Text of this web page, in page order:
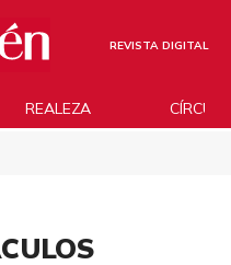
REVISTA DIGITAL
REALEZA